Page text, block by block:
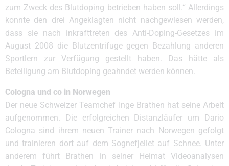
zum Zweck des Blutdoping betrieben haben soll.“ Allerdings
konnte den drei Angeklagten nicht nachgewiesen werden,
dass sie nach inkrafttreten des Anti-Doping-Gesetzes im
August 2008 die Blutzentrifuge gegen Bezahlung anderen
Sportlern zur Verfügung gestellt haben. Das hätte als
Beteiligung am Blutdoping geahndet werden können.
Cologna und co in Norwegen
Der neue Schweizer Teamchef Inge Brathen hat seine Arbeit
aufgenommen. Die erfolgreichen Distanzläufer um Dario
Cologna sind ihrem neuen Trainer nach Norwegen gefolgt
und trainieren dort auf dem Sognefjellet auf Schnee. Unter
anderem führt Brathen in seiner Heimat Videoanalysen